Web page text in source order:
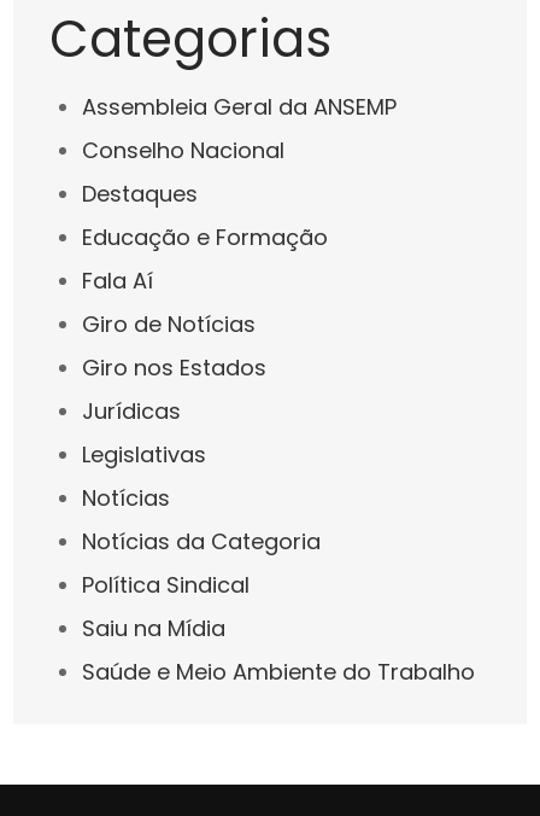
Categorias
Assembleia Geral da ANSEMP
Conselho Nacional
Destaques
Educação e Formação
Fala Aí
Giro de Notícias
Giro nos Estados
Jurídicas
Legislativas
Notícias
Notícias da Categoria
Política Sindical
Saiu na Mídia
Saúde e Meio Ambiente do Trabalho